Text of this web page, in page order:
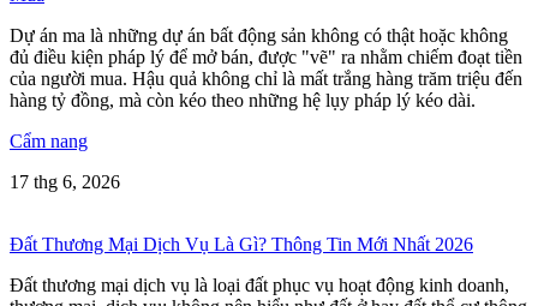
Dự án ma là những dự án bất động sản không có thật hoặc không
đủ điều kiện pháp lý để mở bán, được "vẽ" ra nhằm chiếm đoạt tiền
của người mua. Hậu quả không chỉ là mất trắng hàng trăm triệu đến
hàng tỷ đồng, mà còn kéo theo những hệ lụy pháp lý kéo dài.
Cẩm nang
17 thg 6, 2026
Đất Thương Mại Dịch Vụ Là Gì? Thông Tin Mới Nhất 2026
Đất thương mại dịch vụ là loại đất phục vụ hoạt động kinh doanh,